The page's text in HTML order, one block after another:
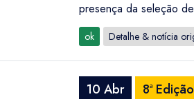
presença da seleção
ok Detalhe & notícia
10 Abr 8ª